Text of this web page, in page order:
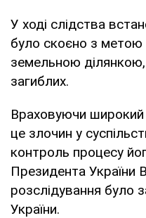
У ході слідства
було скоєно з метою
земельною ділянкою,
загиблих.
Враховуючи
це злочин у
контроль процесу
Президента України
розслідування було
України.